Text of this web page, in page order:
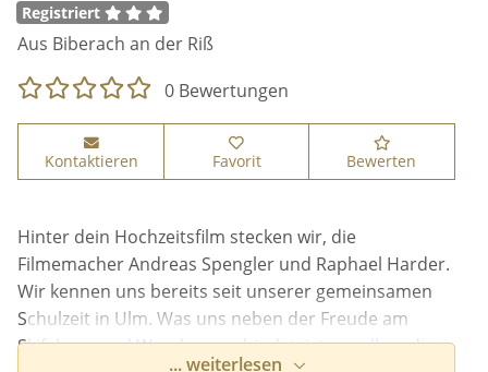
Registriert
Aus Biberach an der Riß
0 Bewertungen
Kontaktieren Favorit Bewerten
Hinter dein Hochzeitsfilm stecken wir, die
Filmemacher Andreas Spengler und Raphael Harder.
Wir kennen uns bereits seit unserer gemeinsamen
Schulzeit in Ulm. Was uns neben der Freude am
Skifahren und Wandern verbindet, ist vor allem die
... weiterlesen